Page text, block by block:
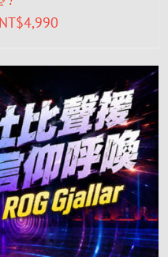
NT$4,990